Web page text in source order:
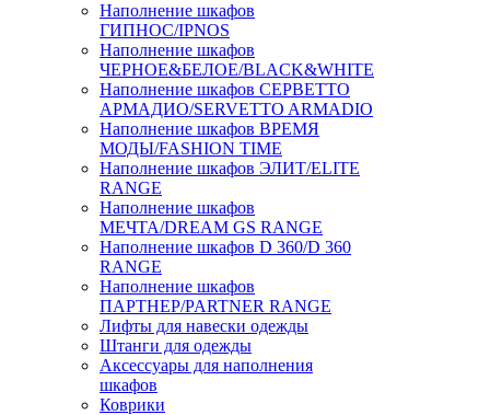
Наполнение шкафов
ГИПНОС/IPNOS
Наполнение шкафов
ЧЕРНОЕ&БЕЛОЕ/BLACK&WHITE
Наполнение шкафов СЕРВЕТТО
АРМАДИО/SERVETTO ARMADIO
Наполнение шкафов ВРЕМЯ
МОДЫ/FASHION TIME
Наполнение шкафов ЭЛИТ/ELITE
RANGE
Наполнение шкафов
МЕЧТА/DREAM GS RANGE
Наполнение шкафов D 360/D 360
RANGE
Наполнение шкафов
ПАРТНЕР/PARTNER RANGE
Лифты для навески одежды
Штанги для одежды
Аксессуары для наполнения
шкафов
Коврики